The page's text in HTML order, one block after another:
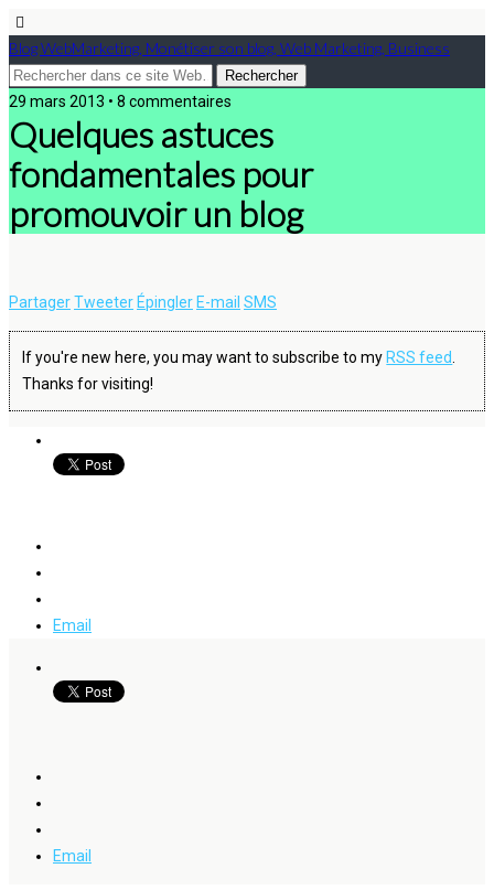
Blog WebMarketing, Monétiser son blog, Web Marketing, Business
29 mars 2013 • 8 commentaires
Quelques astuces
fondamentales pour
promouvoir un blog
PartagerTweeter Épingler E-mail SMS
If you're new here, you may want to subscribe to my RSS feed.
Thanks for visiting!
Email
Email